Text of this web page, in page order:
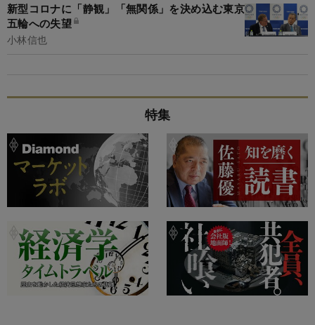
新型コロナに「静観」「無関係」を決め込む東京
五輪への失望
小林信也
特集